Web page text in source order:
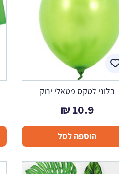
בלוני לטקס מטאלי ירוק
10.9
₪
הוספה לסל